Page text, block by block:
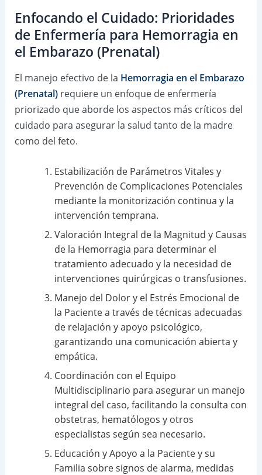
Enfocando el Cuidado: Prioridades
de Enfermería para Hemorragia en
el Embarazo (Prenatal)
El manejo efectivo de la Hemorragia en el Embarazo
(Prenatal)requiere un enfoque de enfermería
priorizado que aborde los aspectos más críticos del
cuidado para asegurar la salud tanto de la madre
como del feto.
Estabilización de Parámetros Vitales y
Prevención de Complicaciones Potenciales
mediante la monitorización continua y la
intervención temprana.
Valoración Integral de la Magnitud y Causas
de la Hemorragia para determinar el
tratamiento adecuado y la necesidad de
intervenciones quirúrgicas o transfusiones.
Manejo del Dolor y el Estrés Emocional de
la Paciente a través de técnicas adecuadas
de relajación y apoyo psicológico,
garantizando una comunicación abierta y
empática.
Coordinación con el Equipo
Multidisciplinario para asegurar un manejo
integral del caso, facilitando la consulta con
obstetras, hematólogos y otros
especialistas según sea necesario.
Educación y Apoyo a la Paciente y su
Familia sobre signos de alarma, medidas